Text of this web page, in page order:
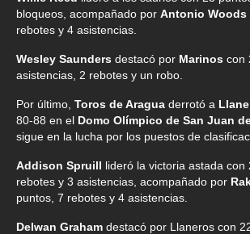
bloqueos, acompañado por Antonio Woods
rebotes y 4 asistencias.
Wesley Saunders destacó por Marinos con
asistencias, 2 rebotes y un robo.
Por último, Toros de Aragua derrotó a
80-88 en el Domo Olímpico de San Juan
sigue en la lucha por los puestos de
Addison Spruill lideró la victoria astada con
rebotes y 3 asistencias, acompañado por
puntos, 7 rebotes y 4 asistencias.
Delwan Graham destacó por Llaneros con